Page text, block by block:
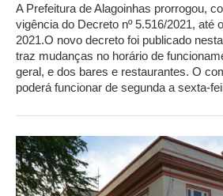
A Prefeitura de Alagoinhas prorrogou,
vigência do Decreto nº 5.516/2021, até
2021.O novo decreto foi publicado
traz mudanças no horário de
geral, e dos bares e restaurantes. O
poderá funcionar de segunda a sexta-